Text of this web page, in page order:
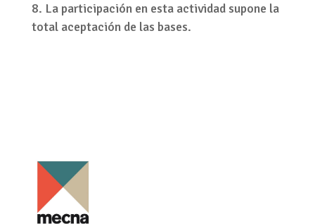
La participación en esta actividad supone la
total aceptación de las bases.